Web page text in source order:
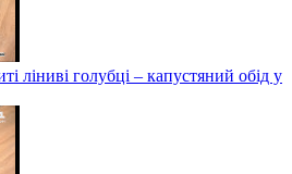
ліниві голубці – капустяний обід у